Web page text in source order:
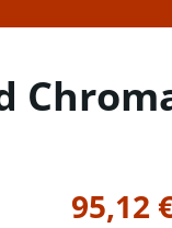
Regulärer
95,12